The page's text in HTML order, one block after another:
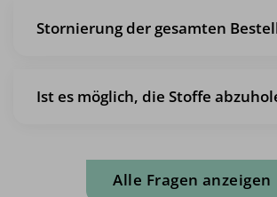
Stornierung der gesamten
Ist es möglich, die Stoffe
Alle Fragen anzeigen